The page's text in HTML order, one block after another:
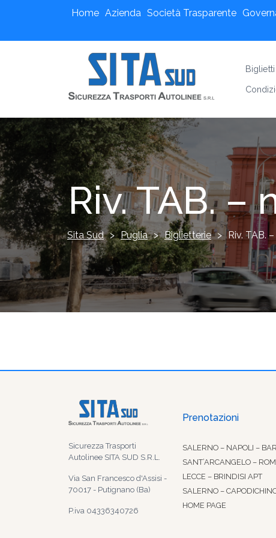
Home Azienda Società Trasparente
Riv. TAB. –
Sita Sud > Puglia > Biglietterie > Riv. TAB.
Sicurezza Trasporti
Autolinee SITA SUD S.R.L.
Via San Francesco d'Assisi -
70017 - Putignano (Ba)
P.iva 04336340726
Prenotazioni
SALERNO – NAPOLI –
SANT’ARCANGELO –
LECCE – BRINDISI APT
SALERNO –
HOME PAGE